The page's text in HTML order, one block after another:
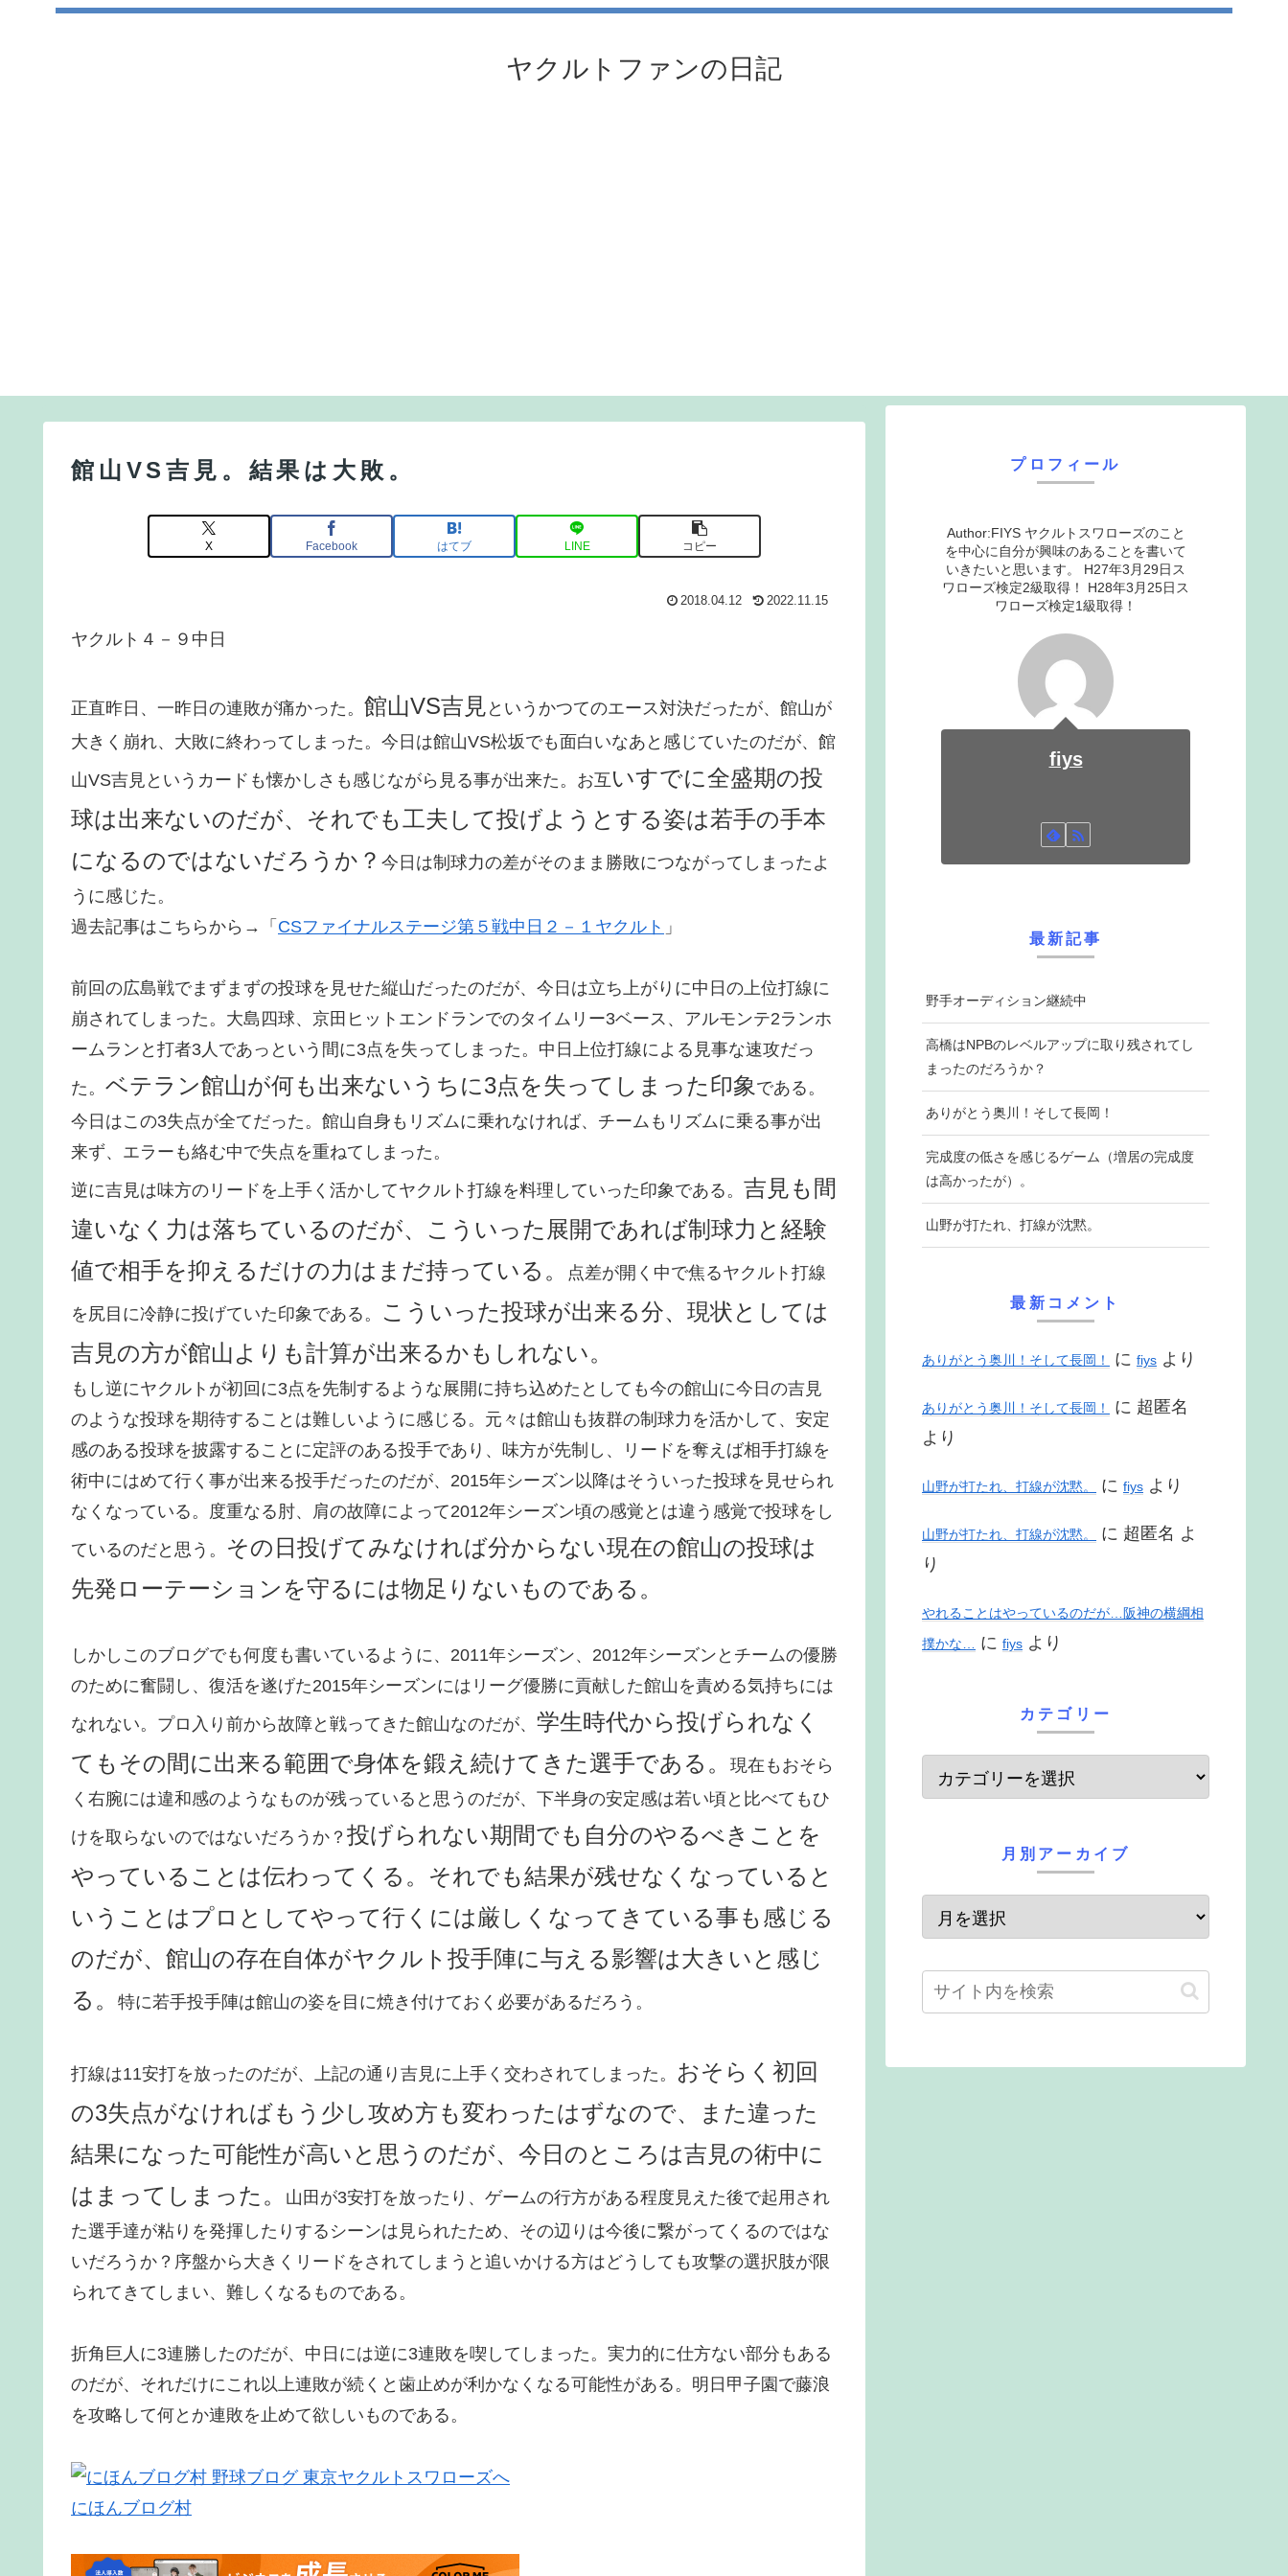
ヤクルトファンの日記
館山VS吉見。結果は大敗。
X Facebook はてブ LINE コピー
2018.04.12 2022.11.15
ヤクルト４－９中日
正直昨日、一昨日の連敗が痛かった。 館山VS吉見 というかつてのエース対決だったが、館山が
大きく崩れ、大敗に終わってしまった。今日は館山VS松坂でも面白いなあと感じていたのだが、館
山VS吉見というカードも懐かしさも感じながら見る事が出来た。お互 いすでに全盛期の投
球は出来ないのだが、それでも工夫して投げようとする姿は若手の手本
になるのではないだろうか？ 今日は制球力の差がそのまま勝敗につながってしまったよ
うに感じた。
過去記事はこちらから→「 CSファイナルステージ第５戦中日２－１ヤクルト 」
前回の広島戦でまずまずの投球を見せた縦山だったのだが、今日は立ち上がりに中日の上位打線に
崩されてしまった。大島四球、京田ヒットエンドランでのタイムリー3ベース、アルモンテ2ランホ
ームランと打者3人であっという間に3点を失ってしまった。中日上位打線による見事な速攻だっ
た。 ベテラン館山が何も出来ないうちに3点を失ってしまった印象 である。
今日はこの3失点が全てだった。館山自身もリズムに乗れなければ、チームもリズムに乗る事が出
来ず、エラーも絡む中で失点を重ねてしまった。
逆に吉見は味方のリードを上手く活かしてヤクルト打線を料理していった印象である。 吉見も間
違いなく力は落ちているのだが、こういった展開であれば制球力と経験
値で相手を抑えるだけの力はまだ持っている。
点差が開く中で焦るヤクルト打線
を尻目に冷静に投げていた印象である。
こういった投球が出来る分、現状としては
吉見の方が館山よりも計算が出来るかもしれない。
もし逆にヤクルトが初回に3点を先制するような展開に持ち込めたとしても今の館山に今日の吉見
のような投球を期待することは難しいように感じる。元々は館山も抜群の制球力を活かして、安定
感のある投球を披露することに定評のある投手であり、味方が先制し、リードを奪えば相手打線を
術中にはめて行く事が出来る投手だったのだが、2015年シーズン以降はそういった投球を見せられ
なくなっている。度重なる肘、肩の故障によって2012年シーズン頃の感覚とは違う感覚で投球をし
ているのだと思う。 その日投げてみなければ分からない現在の館山の投球は
先発ローテーションを守るには物足りないものである。
しかしこのブログでも何度も書いているように、2011年シーズン、2012年シーズンとチームの優勝
のために奮闘し、復活を遂げた2015年シーズンにはリーグ優勝に貢献した館山を責める気持ちには
なれない。プロ入り前から故障と戦ってきた館山なのだが、 学生時代から投げられなく
てもその間に出来る範囲で身体を鍛え続けてきた選手である。
現在もおそら
く右腕には違和感のようなものが残っていると思うのだが、下半身の安定感は若い頃と比べてもひ
けを取らないのではないだろうか？ 投げられない期間でも自分のやるべきことを
やっていることは伝わってくる。それでも結果が残せなくなっていると
いうことはプロとしてやって行くには厳しくなってきている事も感じる
のだが、館山の存在自体がヤクルト投手陣に与える影響は大きいと感じ
る。
特に若手投手陣は館山の姿を目に焼き付けておく必要があるだろう。
打線は11安打を放ったのだが、上記の通り吉見に上手く交わされてしまった。 おそらく初回
の3失点がなければもう少し攻め方も変わったはずなので、また違った
結果になった可能性が高いと思うのだが、今日のところは吉見の術中に
はまってしまった。
山田が3安打を放ったり、ゲームの行方がある程度見えた後で起用され
た選手達が粘りを発揮したりするシーンは見られたため、その辺りは今後に繋がってくるのではな
いだろうか？序盤から大きくリードをされてしまうと追いかける方はどうしても攻撃の選択肢が限
られてきてしまい、難しくなるものである。
折角巨人に3連勝したのだが、中日には逆に3連敗を喫してしまった。実力的に仕方ない部分もある
のだが、それだけにこれ以上連敗が続くと歯止めが利かなくなる可能性がある。明日甲子園で藤浪
を攻略して何とか連敗を止めて欲しいものである。
にほんブログ村
プロフィール
Author:FIYS ヤクルトスワローズのこと
を中心に自分が興味のあることを書いて
いきたいと思います。 H27年3月29日ス
ワローズ検定2級取得！ H28年3月25日ス
ワローズ検定1級取得！
fiys
最新記事
野手オーディション継続中
高橋はNPBのレベルアップに取り残されてし
まったのだろうか？
ありがとう奥川！そして長岡！
完成度の低さを感じるゲーム（増居の完成度
は高かったが）。
山野が打たれ、打線が沈黙。
最新コメント
ありがとう奥川！そして長岡！ に fiys より
ありがとう奥川！そして長岡！ に 超匿名
より
山野が打たれ、打線が沈黙。 に fiys より
山野が打たれ、打線が沈黙。 に 超匿名 よ
り
やれることはやっているのだが…阪神の横綱相
撲かな… に fiys より
カテゴリー
月別アーカイブ